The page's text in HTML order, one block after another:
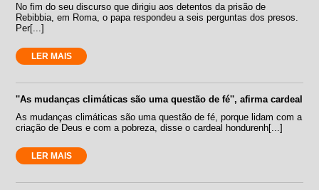
No fim do seu discurso que dirigiu aos detentos da prisão de
Rebibbia, em Roma, o papa respondeu a seis perguntas dos presos.
Per[...]
LER MAIS
''As mudanças climáticas são uma questão de fé'', afirma cardeal
As mudanças climáticas são uma questão de fé, porque lidam com a
criação de Deus e com a pobreza, disse o cardeal hondurenh[...]
LER MAIS